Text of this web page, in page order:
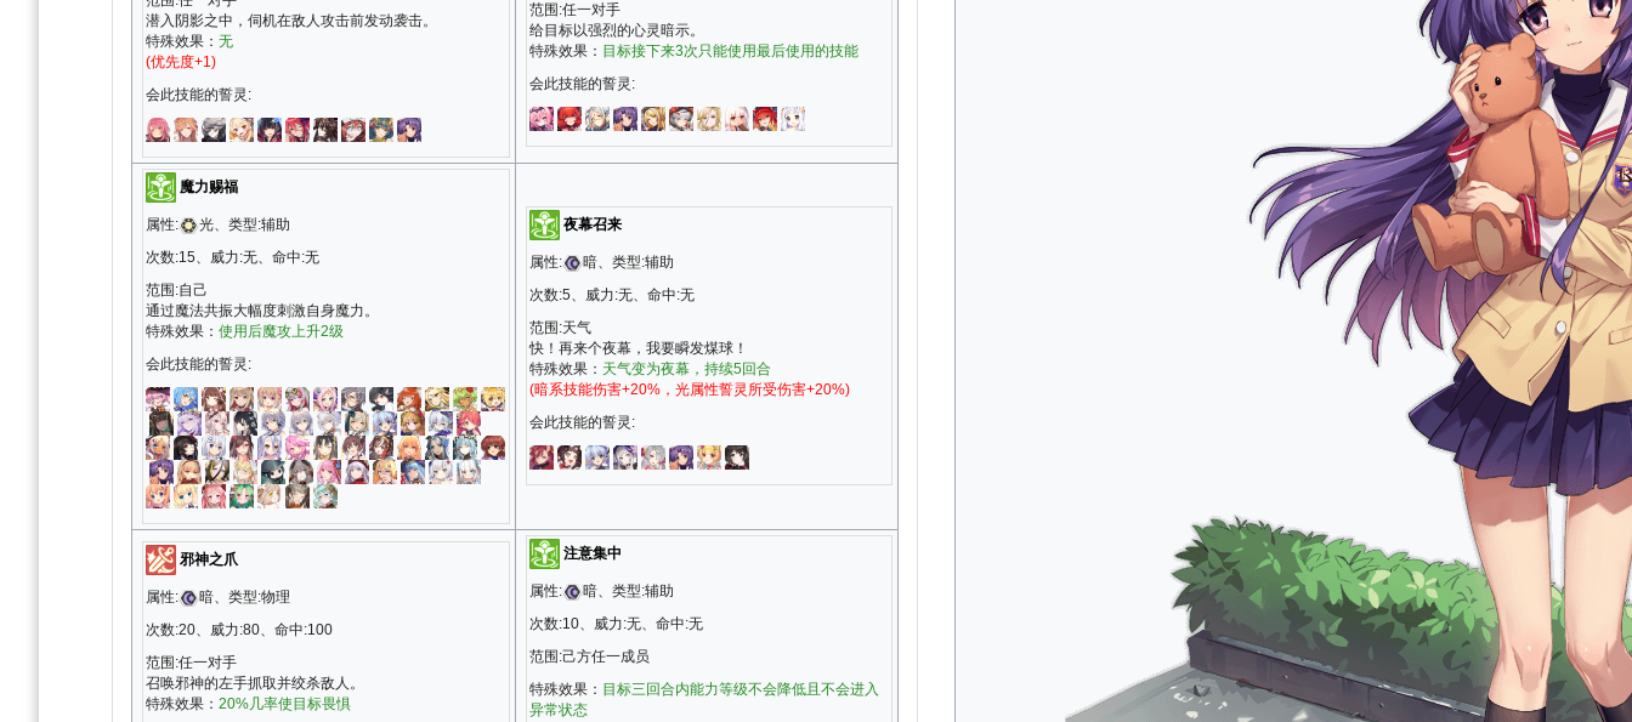
潜入阴影之中，伺机在敌人攻击前发动袭击。
特殊效果： 无
(优先度+1)
会此技能的誓灵:
范围:任一对手
给目标以强烈的心灵暗示。
特殊效果： 目标接下来3次只能使用最后使用的技能
会此技能的誓灵:
魔力赐福
属性:
光、类型:辅助
次数:15、威力:无、命中:无
范围:自己
通过魔法共振大幅度刺激自身魔力。
特殊效果： 使用后魔攻上升2级
会此技能的誓灵:
夜幕召来
属性:
暗、类型:辅助
次数:5、威力:无、命中:无
范围:天气
快！再来个夜幕，我要瞬发煤球！
特殊效果： 天气变为夜幕，持续5回合
(暗系技能伤害+20%，光属性誓灵所受伤害+20%)
会此技能的誓灵:
邪神之爪
属性:
暗、类型:物理
次数:20、威力:80、命中:100
范围:任一对手
召唤邪神的左手抓取并绞杀敌人。
特殊效果： 20%几率使目标畏惧
注意集中
属性:
暗、类型:辅助
次数:10、威力:无、命中:无
范围:己方任一成员
特殊效果： 目标三回合内能力等级不会降低且不会进入
异常状态